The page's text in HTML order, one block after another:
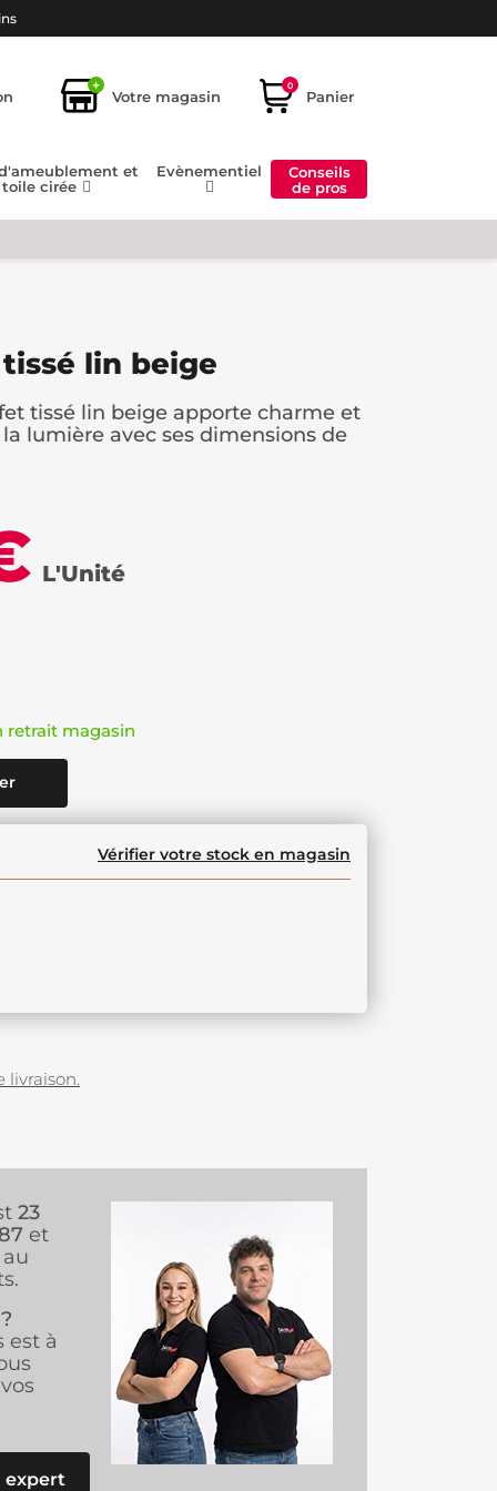
+
Votre magasin
0
Panier
et
toile cirée
Evènementiel
Conseils
de pros
lin beige
tissé lin beige apporte charme et
lumière avec ses dimensions de
L'Unité
retrait magasin
Vérifier votre stock en magasin
livraison.
23
et
est à
expert